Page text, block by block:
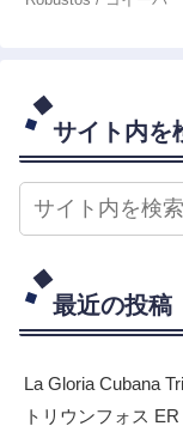
サイト内を
最近の投稿
La Gloria Cubana
トリウンフォス